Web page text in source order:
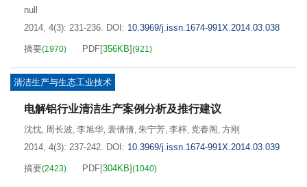
null
2014, 4(3): 231-236. DOI: 10.3969/j.issn.1674-991X.2014.03.038
摘要(1970) PDF[356KB](921)
清洁生产与生态工业技术
电解铝行业清洁生产案例分析及推行建议
沈忱, 周长波, 李旭华, 裴倩倩, 朱宁芳, 李梓, 党春阁, 方刚
2014, 4(3): 237-242. DOI: 10.3969/j.issn.1674-991X.2014.03.039
摘要(2423) PDF[304KB](1040)